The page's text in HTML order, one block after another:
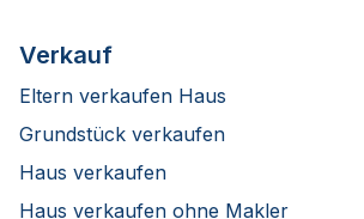
Verkauf
Eltern verkaufen Haus
Grundstück verkaufen
Haus verkaufen
Haus verkaufen ohne Makler